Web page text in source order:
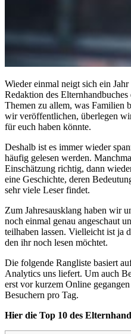
Wieder einmal neigt sich ein
Redaktion des
Themen zu allem, was Familien
wir veröffentlichen, überlegen
für euch haben könnte.
Deshalb ist es immer wieder
häufig gelesen werden.
Einschätzung richtig, dann
eine Geschichte, deren
sehr viele Leser findet.
Zum Jahresausklang haben wir
noch einmal genau angeschaut
teilhaben lassen. Vielleicht ist ja
den ihr noch lesen möchtet.
Die folgende Rangliste basiert
Analytics uns liefert. Um auch
erst vor kurzem Online
Besuchern pro Tag.
Hier die Top 10 des